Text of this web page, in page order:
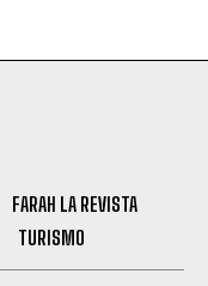
FARAH LA REVISTA
TURISMO